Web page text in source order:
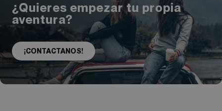
¿Quieres empezar tu propia
aventura?
¡CONTACTANOS!